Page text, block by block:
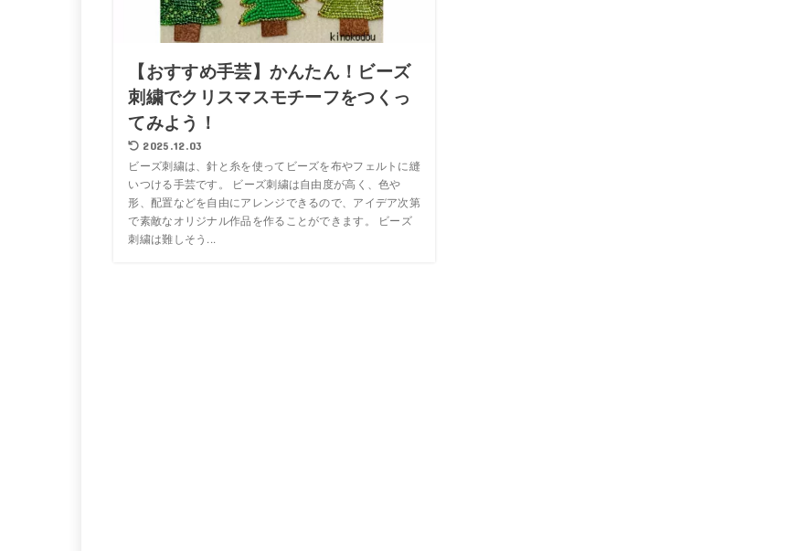
【おすすめ手芸】かんたん！ビーズ
刺繍でクリスマスモチーフをつくっ
てみよう！
2025.12.03
ビーズ刺繍は、針と糸を使ってビーズを布やフェルトに縫
いつける手芸です。 ビーズ刺繍は自由度が高く、色や
形、配置などを自由にアレンジできるので、アイデア次第
で素敵なオリジナル作品を作ることができます。 ビーズ
刺繍は難しそう...